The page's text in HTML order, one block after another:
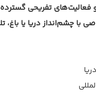
تفریحی گسترده
با چشم‌انداز دریا یا